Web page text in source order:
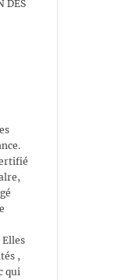
DES
,
qui